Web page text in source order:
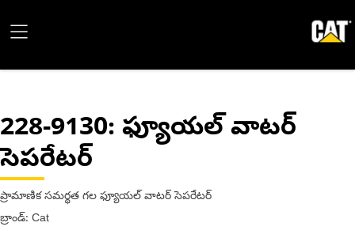
228-9130: ఫ్యూయల్ వాటర్
సెపరేటర్
ప్రామాణిక సమర్థత గల ఫ్యూయల్ వాటర్ సెపరేటర్
బ్రాండ్: Cat